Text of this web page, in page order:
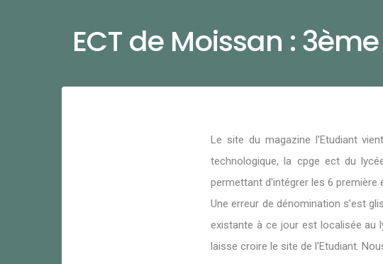
ECT de Moissan :
Le site du magazine l'Etudiant
technologique, la cpge ect du
permettant d'intégrer les 6 première
Une erreur de dénomination s'est
existante à ce jour est localisée au
laisse croire le site de l'Etudiant.